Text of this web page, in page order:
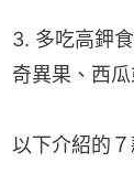
3. 多吃高鉀
奇異果、西
以下介紹的